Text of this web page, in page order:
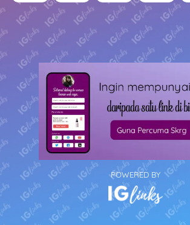
POWERED BY